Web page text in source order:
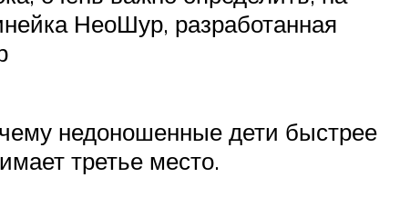
НеоШур, разработанная
недоношенные дети быстрее
третье место.